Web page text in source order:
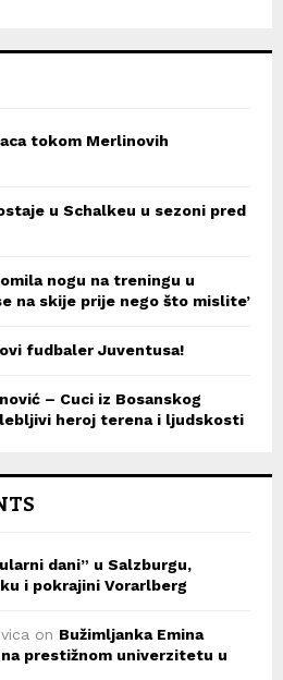
tokom Merlinovih
u Schalkeu u sezoni pred
nogu na treningu u
na skije prije nego što mislite’
fudbaler Juventusa!
– Cuci iz Bosanskog
heroj terena i ljudskosti
dani” u Salzburgu,
i pokrajini Vorarlberg
on Bužimljanka Emina
prestižnom univerzitetu u